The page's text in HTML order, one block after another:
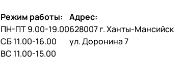
Режим работы:
ПН-ПТ 9.00-19.00
СБ 11.00-16.00
ВС 11.00-15.00
Адрес:
628007 г. Ханты-Мансийск
ул. Доронина 7